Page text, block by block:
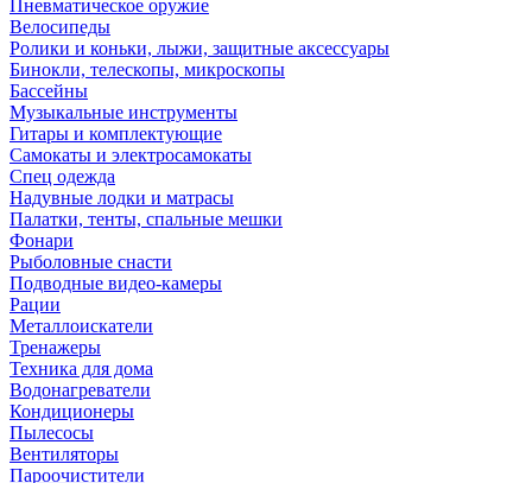
Пневматическое оружие
Велосипеды
Ролики и коньки, лыжи, защитные аксессуары
Бинокли, телескопы, микроскопы
Бассейны
Музыкальные инструменты
Гитары и комплектующие
Самокаты и электросамокаты
Спец одежда
Надувные лодки и матрасы
Палатки, тенты, спальные мешки
Фонари
Рыболовные снасти
Подводные видео-камеры
Рации
Металлоискатели
Тренажеры
Техника для дома
Водонагреватели
Кондиционеры
Пылесосы
Вентиляторы
Пароочистители